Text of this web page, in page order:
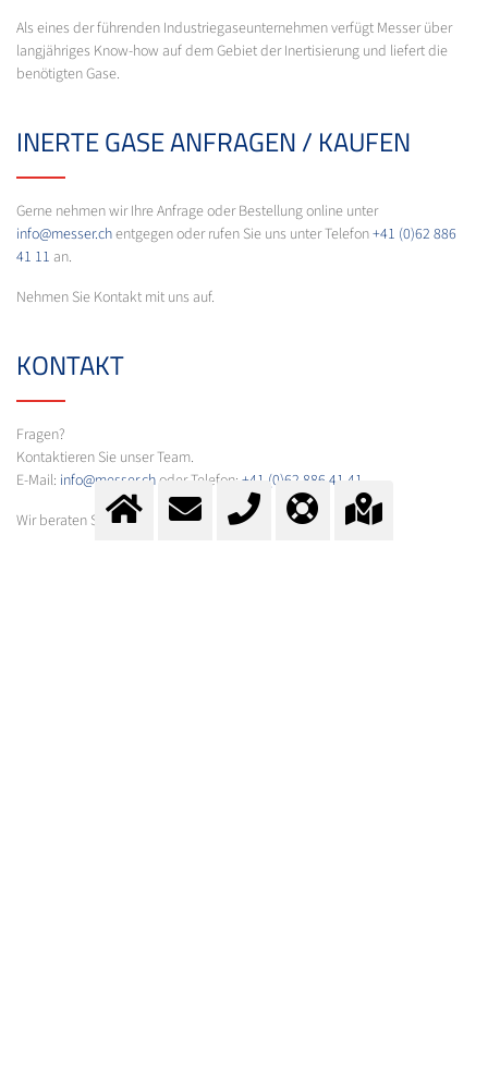
Als eines der führenden Industriegaseunternehmen verfügt Messer über
langjähriges Know-how auf dem Gebiet der Inertisierung und liefert die
benötigten Gase.
INERTE GASE ANFRAGEN / KAUFEN
Gerne nehmen wir Ihre Anfrage oder Bestellung online unter
info@messer.chentgegen oder rufen Sie uns unter Telefon+41 (0)62 886
41 11 an.
Nehmen Sie Kontakt mit uns auf.
KONTAKT
Fragen?
Kontaktieren Sie unser Team.
E-Mail: info@messer.choder Telefon: +41 (0)62 886 41 41
Wir beraten Sie gerne.